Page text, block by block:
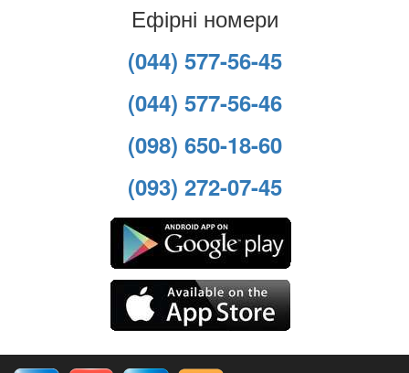
Ефірні номери
(044) 577-56-45
(044) 577-56-46
(098) 650-18-60
(093) 272-07-45